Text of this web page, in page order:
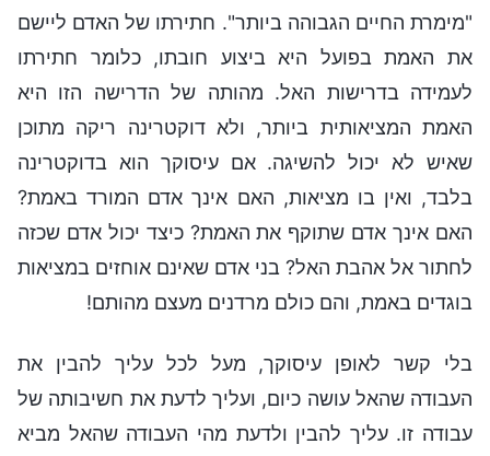
"מימרת החיים הגבוהה ביותר". חתירתו של האדם ליישם
את האמת בפועל היא ביצוע חובתו, כלומר חתירתו
לעמידה בדרישות האל. מהותה של הדרישה הזו היא
האמת המציאותית ביותר, ולא דוקטרינה ריקה מתוכן
שאיש לא יכול להשיגה. אם עיסוקך הוא בדוקטרינה
בלבד, ואין בו מציאות, האם אינך אדם המורד באמת?
האם אינך אדם שתוקף את האמת? כיצד יכול אדם שכזה
לחתור אל אהבת האל? בני אדם שאינם אוחזים במציאות
בוגדים באמת, והם כולם מרדנים מעצם מהותם!
בלי קשר לאופן עיסוקך, מעל לכל עליך להבין את
העבודה שהאל עושה כיום, ועליך לדעת את חשיבותה של
עבודה זו. עליך להבין ולדעת מהי העבודה שהאל מביא